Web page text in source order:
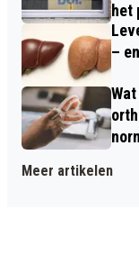
het
–
Meer artikelen